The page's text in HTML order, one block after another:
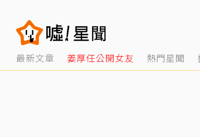
最新文章 姜厚任公開女友 熱門星聞